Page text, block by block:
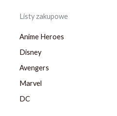
Listy zakupowe
Anime Heroes
Disney
Avengers
Marvel
DC